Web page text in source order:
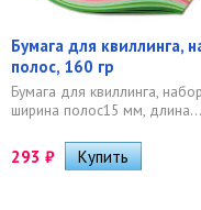
Бумага для
полос, 160 гр
Бумага для квиллинга,
ширина полос15 мм, длина...
293 ₽